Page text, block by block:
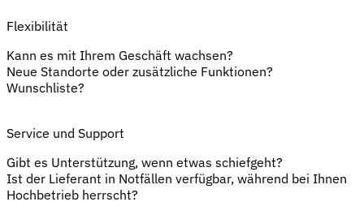
Flexibilität
Kann es mit Ihrem Geschäft wachsen?
Neue Standorte oder zusätzliche Funktionen?
Wunschliste?
Service und Support
Gibt es Unterstützung, wenn etwas schiefgeht?
Ist der Lieferant in Notfällen verfügbar, während bei Ihnen
Hochbetrieb herrscht?